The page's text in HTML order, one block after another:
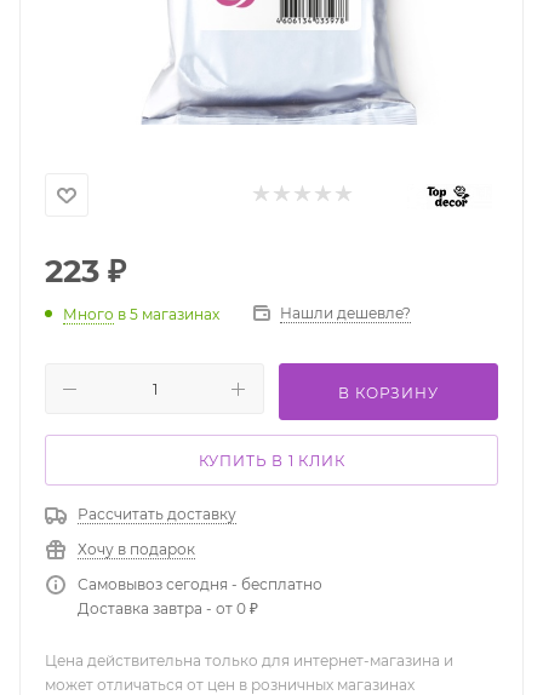
223 ₽
Много в 5 магазинах Нашли дешевле?
В КОРЗИНУ
КУПИТЬ В 1 КЛИК
Рассчитать доставку
Хочу в подарок
Самовывоз сегодня - бесплатно
Доставка завтра - от 0 ₽
Цена действительна только для интернет-магазина и
может отличаться от цен в розничных магазинах